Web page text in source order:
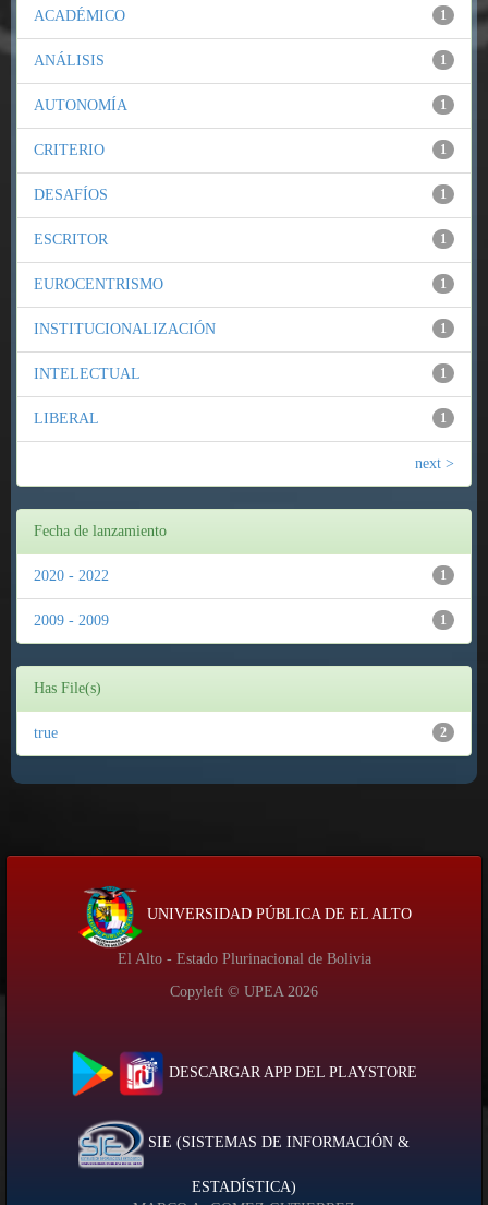
1
ACADÉMICO
1
ANÁLISIS
1
AUTONOMÍA
1
CRITERIO
1
DESAFÍOS
1
ESCRITOR
1
EUROCENTRISMO
1
INSTITUCIONALIZACIÓN
1
INTELECTUAL
1
LIBERAL
next >
Fecha de lanzamiento
1
2020 - 2022
1
2009 - 2009
Has File(s)
2
true
UNIVERSIDAD PÚBLICA DE EL ALTO
El Alto - Estado Plurinacional de Bolivia
Copyleft © UPEA 2026
DESCARGAR APP DEL PLAYSTORE
SIE (SISTEMAS DE INFORMACIÓN &
ESTADÍSTICA)